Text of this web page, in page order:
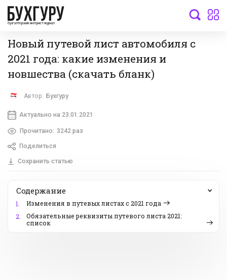
бухгалтерский интернет-журнал
Новый путевой лист автомобиля с
2021 года: какие изменения и
новшества (скачать бланк)
Автор: Бухгуру
Актуально на 23.01.2021
Прочитано: 3242 раз
Поделиться
Сохранить статью
Содержание
1.
Изменения в путевых листах с 2021 года
2.
Обязательные реквизиты путевого листа 2021:
список